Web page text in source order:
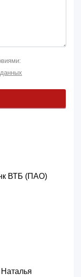
ВТБ (ПАО)